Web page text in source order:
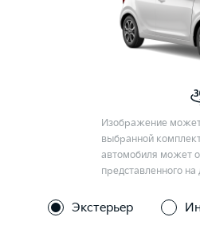
Изображение может
выбранной
автомобиля может
представленного на
Экстерьер